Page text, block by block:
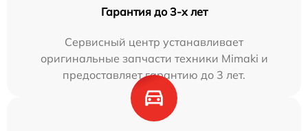
Гарантия до 3-х лет
Сервисный центр устанавливает
оригинальные запчасти техники Mimaki и
предоставляет гарантию до 3 лет.